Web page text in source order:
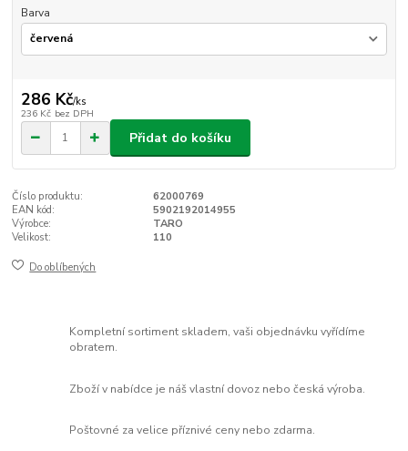
Barva
286 Kč/ks
236 Kč bez DPH
Přidat do košíku
Číslo produktu:
62000769
EAN kód:
5902192014955
Výrobce:
TARO
Velikost:
110
Do oblíbených
Kompletní sortiment skladem, vaši objednávku vyřídíme
obratem.
Zboží v nabídce je náš vlastní dovoz nebo česká výroba.
Poštovné za velice příznivé ceny nebo zdarma.